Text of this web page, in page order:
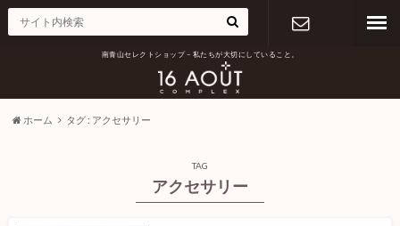
南青山セレクトショップ – 私たちが大切にしていること。
ホーム タグ : アクセサリー
TAG
アクセサリー